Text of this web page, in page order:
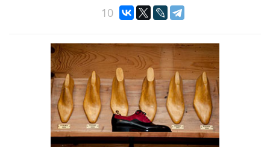
10